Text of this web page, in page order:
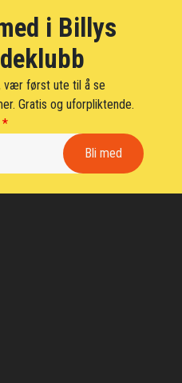
i Billys
vær først ute til å se
Gratis og uforpliktende.
*